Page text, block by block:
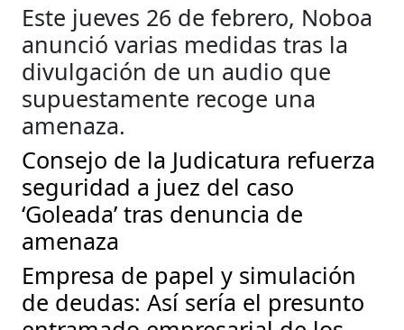
Este jueves 26 de febrero, Noboa
anunció varias medidas tras la
divulgación de un audio que
supuestamente recoge una
amenaza.
Consejo de la Judicatura refuerza
seguridad a juez del caso
‘Goleada’ tras denuncia de
amenaza
Empresa de papel y simulación
de deudas: Así sería el presunto